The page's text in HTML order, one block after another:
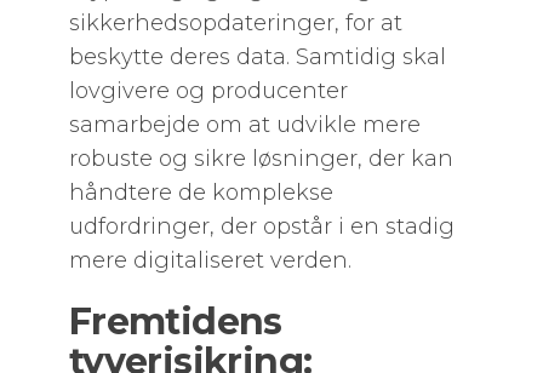
sikkerhedsopdateringer, for at
beskytte deres data. Samtidig skal
lovgivere og producenter
samarbejde om at udvikle mere
robuste og sikre løsninger, der kan
håndtere de komplekse
udfordringer, der opstår i en stadig
mere digitaliseret verden.
Fremtidens
tyverisikring: